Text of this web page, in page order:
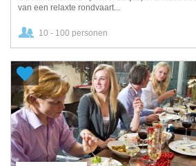
van een relaxte rondvaart...
10 - 100 personen